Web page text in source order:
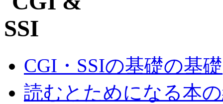
CGI・SSIの基礎の基礎
読むとためになる本